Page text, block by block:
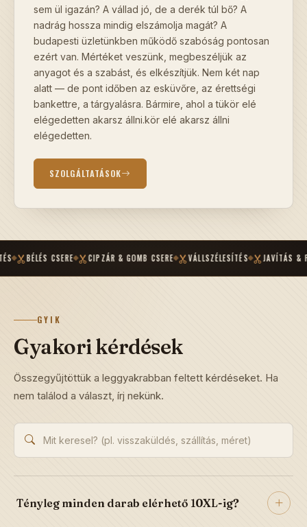
sem ül igazán? A vállad jó, de a derék túl bő? A
nadrág hossza mindig elszámolja magát? A
budapesti üzletünkben működő szabóság pontosan
ezért van. Mértéket veszünk, megbeszéljük az
anyagot és a szabást, és elkészítjük. Nem két nap
alatt — de pont időben az esküvőre, az érettségi
bankettre, a tárgyalásra. Bármire, ahol a tükör elé
elégedetten akarsz állni.kör elé akarsz állni
elégedetten.
SZOLGÁLTATÁSOK
CSERE CIPZÁR & GOMB CSERE VÁLLSZÉLESÍTÉS JAVÍTÁS &
GYIK
Gyakori kérdések
Összegyűjtöttük a leggyakrabban feltett kérdéseket. Ha
nem találod a választ, írj nekünk.
Tényleg minden darab elérhető 10XL-ig?